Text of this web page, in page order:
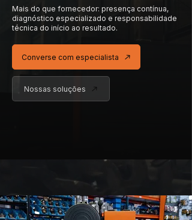
Mais do que fornecedor: presença contínua,
diagnóstico especializado e responsabilidade
técnica do início ao resultado.
Converse com especialista
Nossas soluções